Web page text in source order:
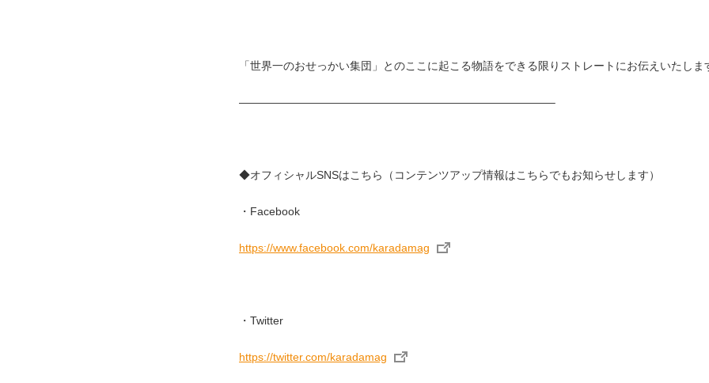
「世界一のおせっかい集団」とのここに起こる物語をできる限りストレートにお伝えいたしま
————————————————————————————–
◆オフィシャルSNSはこちら（コンテンツアップ情報はこちらでもお知らせします）
・Facebook
https://www.facebook.com/karadamag
・Twitter
https://twitter.com/karadamag